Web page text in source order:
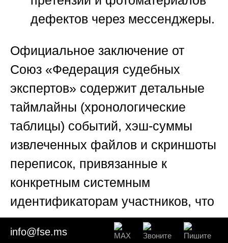
дефектов через мессенджеры.
Официальное заключение от
Союз «Федерация судебных
экспертов» содержит детальные
таймлайны (хронологические
таблицы) событий, хэш-суммы
извлеченных файлов и скриншоты
переписок, привязанные к
конкретным системным
идентификаторам участников, что
исключает возможность
заявления оппонентов о
info@fse.ms